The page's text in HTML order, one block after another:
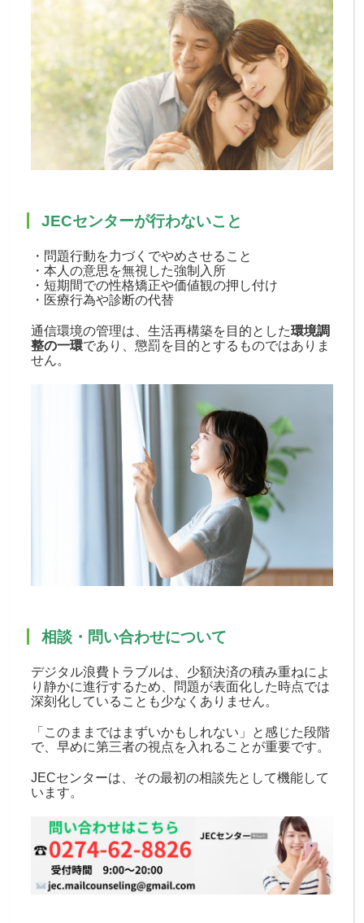
JECセンターが行わないこと
・問題行動を力づくでやめさせること
・本人の意思を無視した強制入所
・短期間での性格矯正や価値観の押し付け
・医療行為や診断の代替
通信環境の管理は、生活再構築を目的とした環境調
整の一環であり、懲罰を目的とするものではありま
せん。
相談・問い合わせについて
デジタル浪費トラブルは、少額決済の積み重ねによ
り静かに進行するため、問題が表面化した時点では
深刻化していることも少なくありません。
「このままではまずいかもしれない」と感じた段階
で、早めに第三者の視点を入れることが重要です。
JECセンターは、その最初の相談先として機能して
います。